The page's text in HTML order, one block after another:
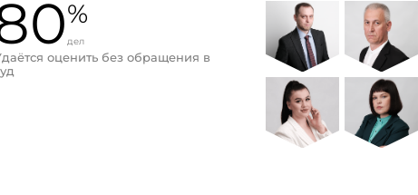
%
дел
оценить без обращения в